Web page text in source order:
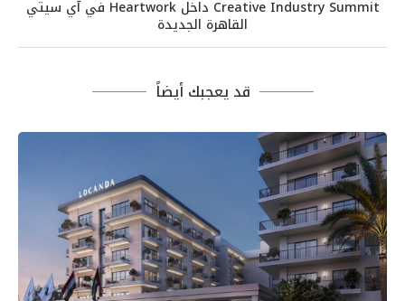
Creative Industry Summit داخل Heartwork في آي سيتي
القاهرة الجديدة
قد يعجبك أيضاً